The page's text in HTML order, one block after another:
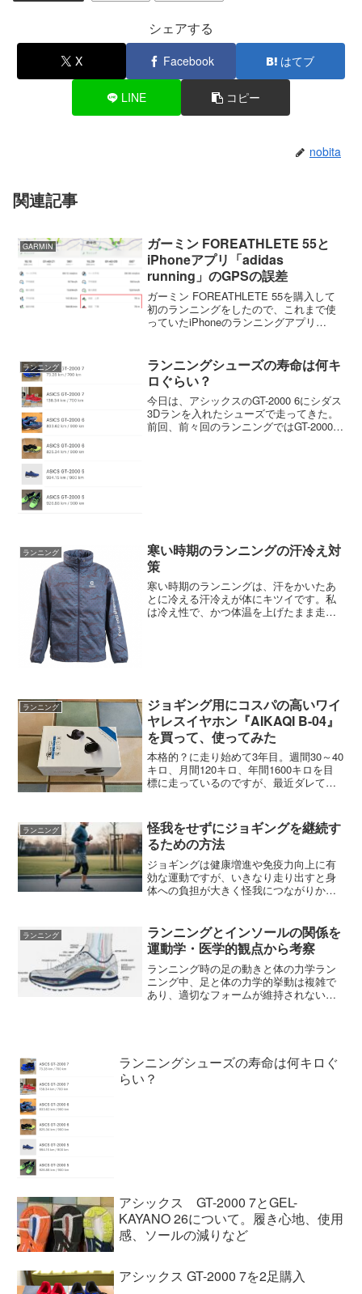
シェアする
X Facebook はてブ
LINE コピー
nobita
関連記事
GARMIN
ガーミン FOREATHLETE 55と
iPhoneアプリ「adidas
running」のGPSの誤差
ガーミン FOREATHLETE 55を購入して
初のランニングをしたので、これまで使
っていたiPhoneのランニングアプリ
た。距離の誤差は約200m...
ランニング
ランニングシューズの寿命は何キ
ロぐらい？
今日は、アシックスのGT-2000 6にシダス
3Dランを入れたシューズで走ってきた。
前回、前々回のランニングではGT-2000
ランニング
寒い時期のランニングの汗冷え対
策
寒い時期のランニングは、汗をかいたあ
とに冷える汗冷えが体にキツイです。私
は冷え性で、かつ体温を上げたまま走る
ランニング
ジョギング用にコスパの高いワイ
ヤレスイヤホン『AIKAQI B-04』
を買って、使ってみた
本格的？に走り始めて3年目。週間30～40
キロ、月間120キロ、年間1600キロを目
標に走っているのですが、最近ダレてき
るのですが、なんとなくすべてがバラバ
ラでタイムが...
ランニング
怪我をせずにジョギングを継続す
るための方法
ジョギングは健康増進や免疫力向上に有
効な運動ですが、いきなり走り出すと身
体への負担が大きく怪我につながりかね
ーミングアップとクールダウンの方法、
適切な距離・ペース・頻度...
ランニング
ランニングとインソールの関係を
運動学・医学的観点から考察
ランニング時の足の動きと体の力学ラン
ニング中、足と体の力学的挙動は複雑で
あり、適切なフォームが維持されないと
ランニングシューズの寿命は何キロぐ
らい？
アシックス GT-2000 7とGEL-
KAYANO 26について。履き心地、使用
感、ソールの減りなど
アシックス GT-2000 7を2足購入